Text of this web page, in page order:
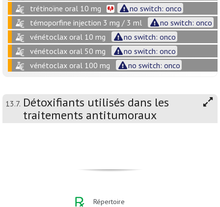
trétinoïne oral 10 mg
no switch: onco
témoporfine injection 3 mg / 3 ml
no switch: onco
vénétoclax oral 10 mg
no switch: onco
vénétoclax oral 50 mg
no switch: onco
vénétoclax oral 100 mg
no switch: onco
13.7. Détoxifiants utilisés dans les
traitements antitumoraux
Répertoire